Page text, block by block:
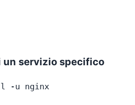
un servizio specifico